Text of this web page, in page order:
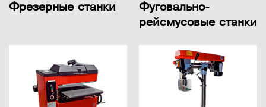
Фрезерные станки
Фуговально-
рейсмусовые станки